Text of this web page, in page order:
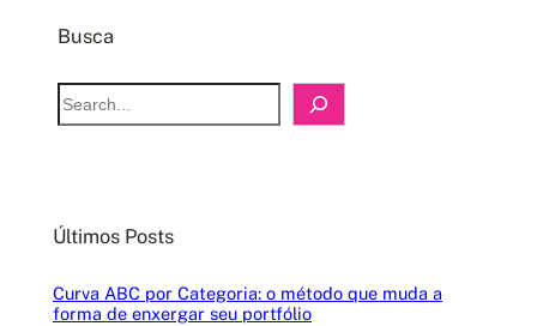
Busca
S
e
h
Últimos Posts
Curva ABC por Categoria: o método que muda a
forma de enxergar seu portfólio